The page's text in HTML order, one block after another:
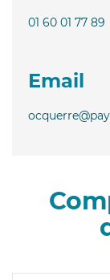
01 60 01 77 89
Email